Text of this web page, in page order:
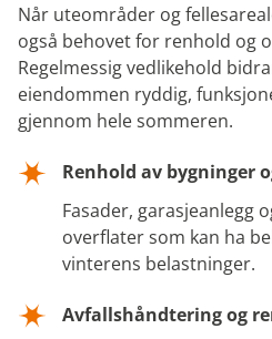
Når uteområder og
også behovet for renhold og
Regelmessig vedlikehold
eiendommen ryddig,
gjennom hele sommeren.
Renhold av bygninger
Fasader, garasjeanlegg
overflater som kan ha
vinterens belastninger.
Avfallshåndtering og